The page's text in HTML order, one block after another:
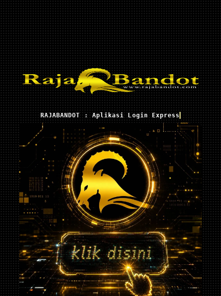
RAJABANDOT : Aplikasi Login Express